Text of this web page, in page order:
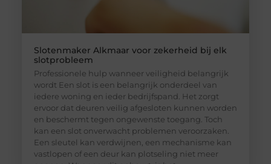
Slotenmaker Alkmaar voor zekerheid bij elk
slotprobleem
Professionele hulp wanneer veiligheid belangrijk
wordt Een slot is een belangrijk onderdeel van
iedere woning en ieder bedrijfspand. Het zorgt
ervoor dat deuren veilig afgesloten kunnen worden
en beschermt tegen ongewenste toegang. Toch
kan een slot onverwacht problemen veroorzaken.
Een sleutel kan verdwijnen, een mechanisme kan
vastlopen of een deur kan plotseling niet meer